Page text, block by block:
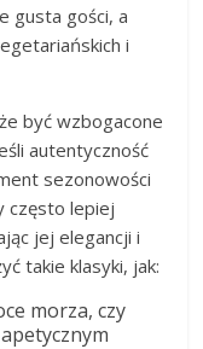
gusta gości, a
i
być wzbogacone
autentyczność
sezonowości
często lepiej
jej elegancji i
takie klasyki, jak:
morza, czy